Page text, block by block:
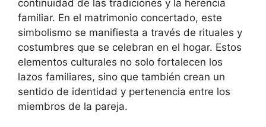
continuidad de las tradiciones y la herencia
familiar. En el matrimonio concertado, este
simbolismo se manifiesta a través de rituales y
costumbres que se celebran en el hogar. Estos
elementos culturales no solo fortalecen los
lazos familiares, sino que también crean un
sentido de identidad y pertenencia entre los
miembros de la pareja.